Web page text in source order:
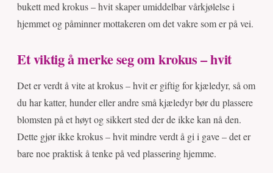
bukett med krokus – hvit skaper umiddelbar vårkjølelse i
hjemmet og påminner mottakeren om det vakre som er på vei.
Et viktig å merke seg om krokus – hvit
Det er verdt å vite at krokus – hvit er giftig for kjæledyr, så om
du har katter, hunder eller andre små kjæledyr bør du plassere
blomsten på et høyt og sikkert sted der de ikke kan nå den.
Dette gjør ikke krokus – hvit mindre verdt å gi i gave – det er
bare noe praktisk å tenke på ved plassering hjemme.